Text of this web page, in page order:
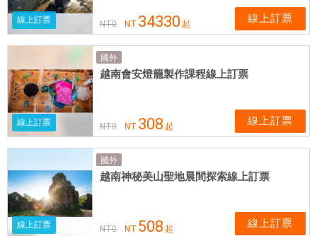
線上訂票 NT0 NT 34330 起 線上訂票
線上訂票
國外
越南會安燈籠製作課程線上訂票
NT0 NT 308 起 線上訂票
線上訂票
國外
越南神秘美山聖地晨間探索線上訂票
NT0 NT 508 起 線上訂票